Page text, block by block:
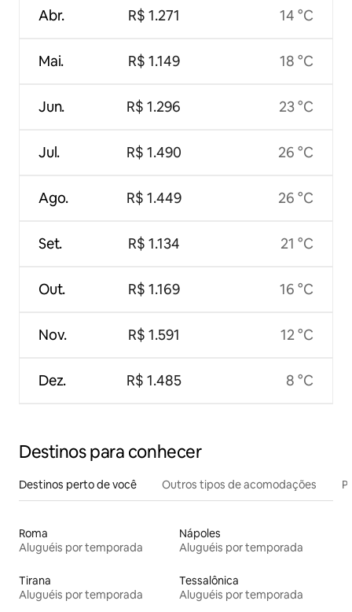
Abr.
Mai.
Jun.
Jul.
Ago.
Set.
Out.
Nov.
Dez.
R$ 1.271
R$ 1.149
R$ 1.296
R$ 1.490
R$ 1.449
R$ 1.134
R$ 1.169
R$ 1.591
R$ 1.485
14 °C
18 °C
23 °C
26 °C
26 °C
21 °C
16 °C
12 °C
8 °C
Destinos para conhecer
Destinos perto de você Outros tipos de acomodações
Roma
Aluguéis por temporada
Nápoles
Aluguéis por temporada
Tirana
Aluguéis por temporada
Tessalônica
Aluguéis por temporada